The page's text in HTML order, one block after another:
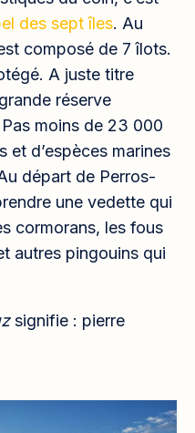
des sept îles. Au
composé de 7 îlots.
A juste titre
réserve
moins de 23 000
et d’espèces marines
départ de Perros-
une vedette qui
cormorans, les fous
autres pingouins qui
signifie : pierre